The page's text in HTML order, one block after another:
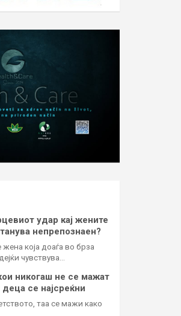
удар кај жените
непрепознаен?
која доаѓа во брза
чувствува…
никогаш не се мажат
се најсреќни
таа се мажи како